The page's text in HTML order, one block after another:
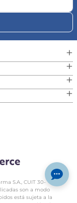
+
+
+
+
S.A., CUIT 30-
son a modo
está sujeta a la